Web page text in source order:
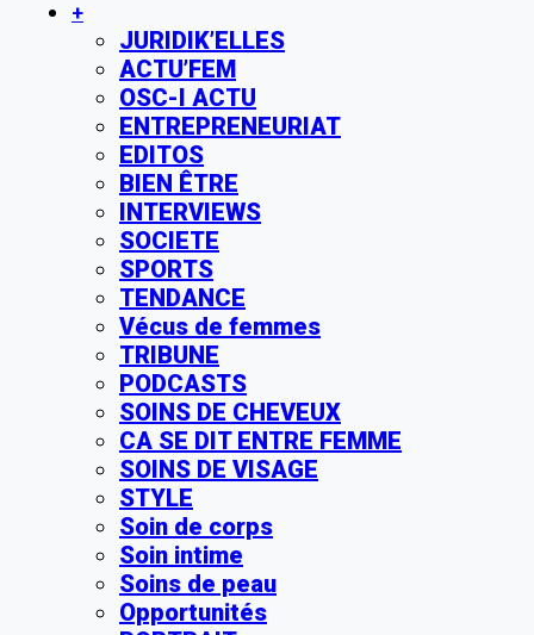
+
JURIDIK’ELLES
ACTU’FEM
OSC-I ACTU
ENTREPRENEURIAT
EDITOS
BIEN ÊTRE
INTERVIEWS
SOCIETE
SPORTS
TENDANCE
Vécus de femmes
TRIBUNE
PODCASTS
SOINS DE CHEVEUX
CA SE DIT ENTRE FEMME
SOINS DE VISAGE
STYLE
Soin de corps
Soin intime
Soins de peau
Opportunités